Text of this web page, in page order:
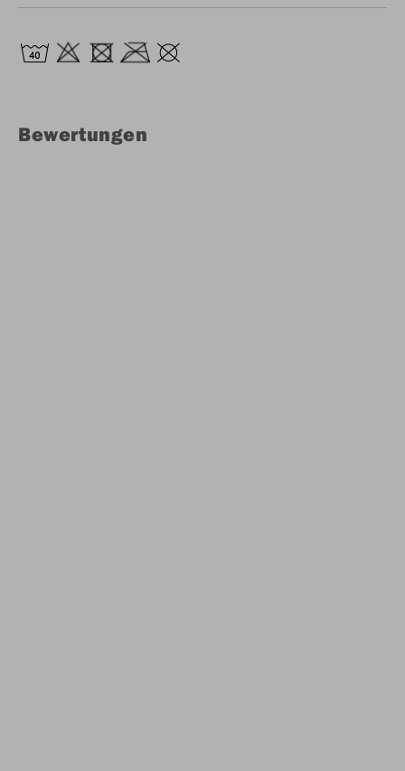
Bewertungen